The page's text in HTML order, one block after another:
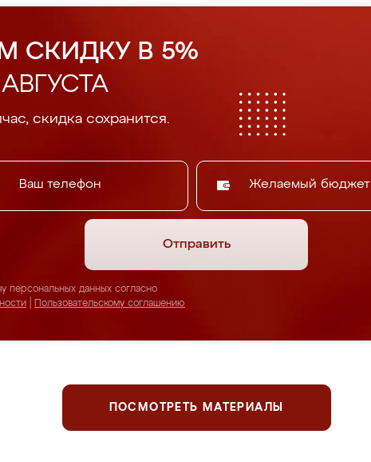
СКИДКУ В 5%
скидка сохранится.
Желаемый бюджет
Отправить
персональных данных согласно
Пользовательскому соглашению
ПОСМОТРЕТЬ МАТЕРИАЛЫ